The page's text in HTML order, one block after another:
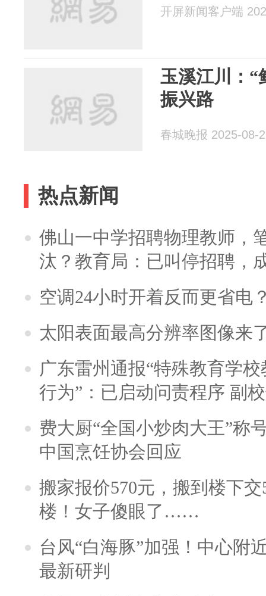
开屏新闻客户端
玉溪江川：“
振兴路
春城晚报 2025-08-
热点新闻
佛山一中学招聘物理教师，
汰？教育局：已叫停招聘，
空调24小时开着反而更省电
太阳表面最高分辨率图像来
广东雷州通报“特殊教育学
行为”：已启动问责程序 副
费大厨“全国小炒肉大王”称
中国烹饪协会回应
搬家报价570元，搬到楼下
楼！女子傻眼了……
台风“白海豚”加强！中心附
最新研判